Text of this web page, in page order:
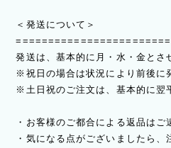
＜発送について＞
発送は、基本的に月・水・金とさ
※祝日の場合は状況により前後に
※土日祝のご注文は、基本的に翌
・お客様のご都合による返品はご
・気になる点がございましたら、